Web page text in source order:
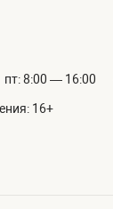
пт: 8:00 — 16:00
16+